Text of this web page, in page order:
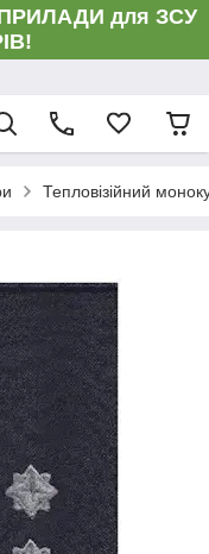
для ЗСУ
Тепловізійний